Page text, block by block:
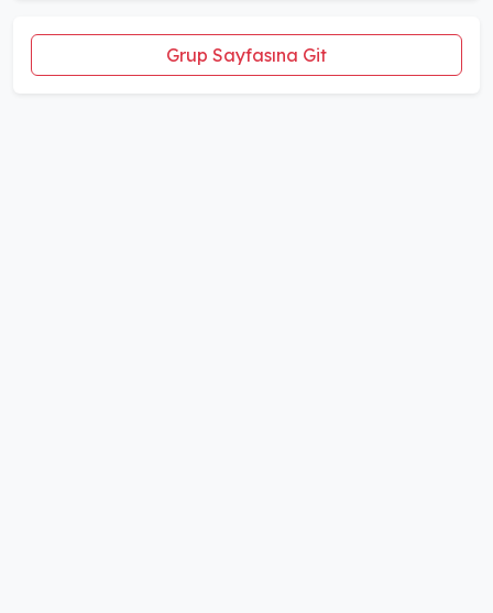
Grup Sayfasına Git